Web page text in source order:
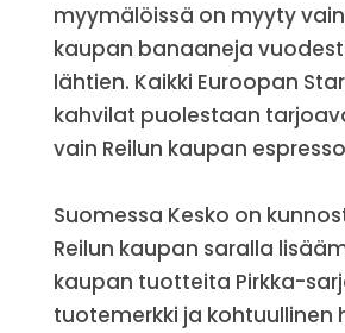
myymälöissä on myyty vain
kaupan banaaneja
lähtien. Kaikki Euroopan
kahvilat puolestaan
vain Reilun kaupan
Suomessa Kesko on
Reilun kaupan saralla
kaupan tuotteita Pirkka-
tuotemerkki ja kohtuullinen